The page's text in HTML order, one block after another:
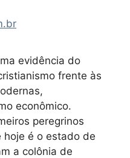
evidência do
frente às
econômico.
peregrinos
hoje é o estado de
a colônia de